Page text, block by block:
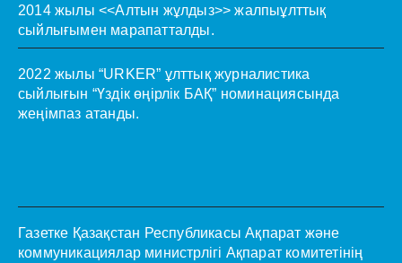
2014 жылы <<Алтын жұлдыз>> жалпыұлттық
сыйлығымен марапатталды.
2022 жылы “URKER” ұлттық журналистика
сыйлығын “Үздік өңірлік БАҚ” номинациясында
жеңімпаз атанды.
Газетке Қазақстан Республикасы Ақпарат және
коммуникациялар министрлігі Ақпарат комитетінің